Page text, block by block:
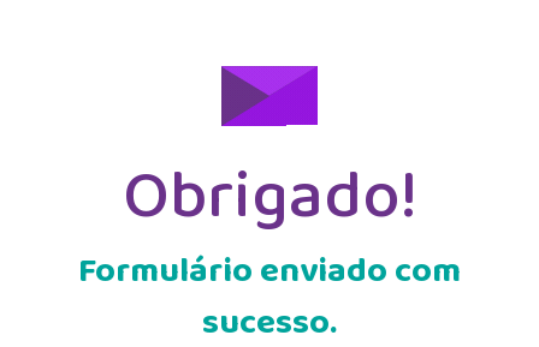
Obrigado!
Formulário enviado com
sucesso.